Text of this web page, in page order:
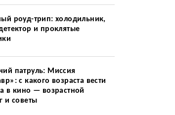
роуд-трип: холодильник,
и проклятые
патруль: Миссия
с какого возраста вести
в кино — возрастной
и советы